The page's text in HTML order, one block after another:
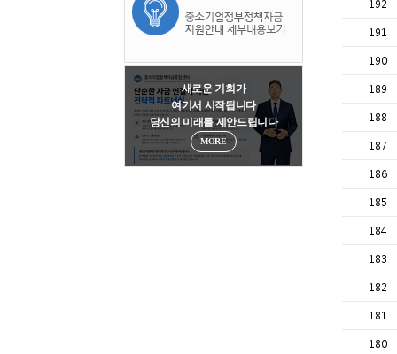
새로운 기회가
여기서 시작됩니다
당신의 미래를 제안드립니다
MORE
192
191
190
189
188
187
186
185
184
183
182
181
180